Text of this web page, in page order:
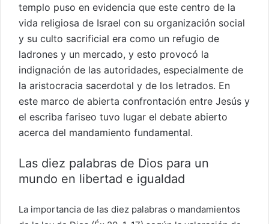
templo puso en evidencia que este centro de la
vida religiosa de Israel con su organización social
y su culto sacrificial era como un refugio de
ladrones y un mercado, y esto provocó la
indignación de las autoridades, especialmente de
la aristocracia sacerdotal y de los letrados. En
este marco de abierta confrontación entre Jesús y
el escriba fariseo tuvo lugar el debate abierto
acerca del mandamiento fundamental.
Las diez palabras de Dios para un
mundo en libertad e igualdad
La importancia de las diez palabras o mandamientos